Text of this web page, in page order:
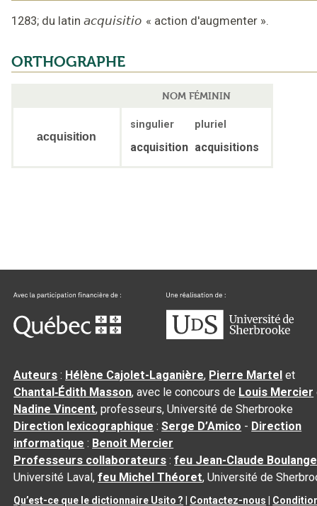
1283; du latin acquisitio « action d'augmenter ».
ORTHOGRAPHE
NOM FÉMININ
acquisition
singulier pluriel
acquisition acquisitions
Auteurs : Hélène Cajolet-Laganière, Pierre Martel et
Chantal‑Édith Masson, avec le concours de Louis Mercier
Nadine Vincent, professeurs, Université de Sherbrooke
Direction lexicographique :Serge D’Amico - Direction
informatique : Benoit Mercier
Professeurs collaborateurs :feu Jean-Claude
Université Laval,feu Michel Théoret, Université de
Qu’est-ce que le dictionnaire Usito ? Contactez-nous